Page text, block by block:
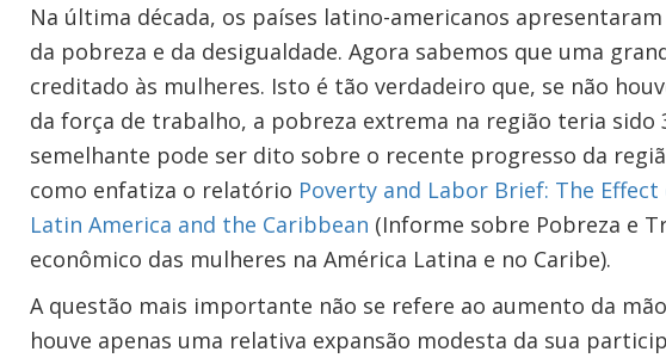
Na última década, os países latino-americanos
da pobreza e da desigualdade. Agora sabemos que uma
creditado às mulheres. Isto é tão verdadeiro que, se não
da força de trabalho, a pobreza extrema na região teria sido
semelhante pode ser dito sobre o recente progresso da
como enfatiza o relatório Poverty and Labor Brief: The Effect
Latin America and the Caribbean (Informe sobre Pobreza e
econômico das mulheres na América Latina e no Caribe).
A questão mais importante não se refere ao aumento da
houve apenas uma relativa expansão modesta da sua